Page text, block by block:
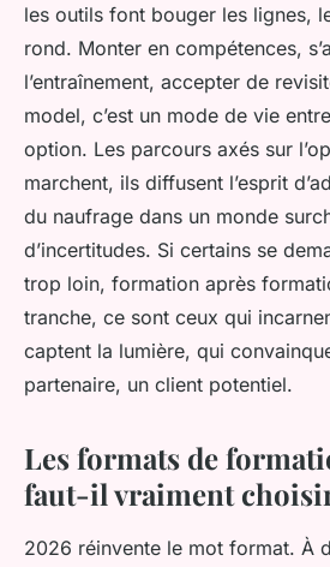
les outils font bouger les lignes,
rond. Monter en compétences,
l’entraînement, accepter de
model, c’est un mode de vie
option. Les parcours axés sur
marchent, ils diffusent l’esprit
du naufrage dans un monde
d’incertitudes. Si certains se
trop loin, formation après
tranche, ce sont ceux qui
captent la lumière, qui
partenaire, un client potentiel.
Les formats de
faut-il vraiment
2026 réinvente le mot format. À